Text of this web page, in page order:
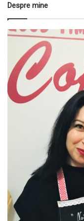
Despre mine